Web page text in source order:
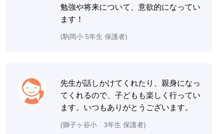
勉強や将来について、意欲的になってい
ます！
(駒岡小 5年生 保護者)
先生が話しかけてくれたり、親身になっ
てくれるので、子どもも楽しく行ってい
ます。いつもありがとうございます。
(獅子ヶ谷小 3年生 保護者)